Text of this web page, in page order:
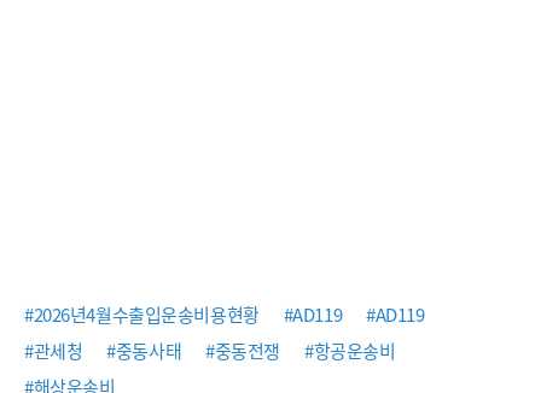
#2026년4월수출입운송비용현황 #AD119
#AD119
#관세청
#중동사태 #중동전쟁
#항공운송비
#해상운송비